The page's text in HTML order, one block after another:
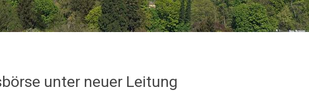
unter neuer Leitung